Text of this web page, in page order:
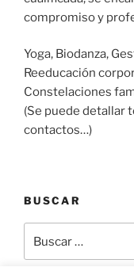
compromiso y
Yoga, Biodanza,
Reeducación
Constelaciones
(Se puede detallar
contactos…)
BUSCAR
por: